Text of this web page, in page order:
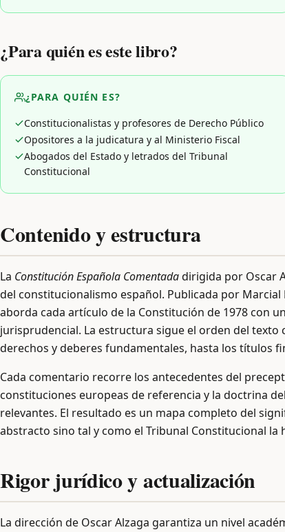
¿Para quién es este libro?
¿PARA QUIÉN ES?
Constitucionalistas y profesores de Derecho Público
Opositores a la judicatura y al Ministerio Fiscal
Abogados del Estado y letrados del Tribunal
Constitucional
Contenido y estructura
La Constitución Española Comentadadirigida por Oscar
del constitucionalismo español. Publicada por
aborda cada artículo de la Constitución de 1978 con
jurisprudencial. La estructura sigue el orden del
derechos y deberes fundamentales, hasta los títulos
Cada comentario recorre los antecedentes del
constituciones europeas de referencia y la doctrina
relevantes. El resultado es un mapa completo del
abstracto sino tal y como el Tribunal Constitucional
Rigor jurídico y actualización
La dirección de Oscar Alzaga garantiza un nivel